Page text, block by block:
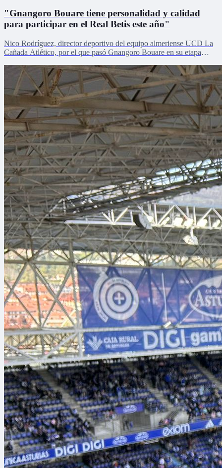
"Gnangoro Bouare tiene personalidad y calidad
para participar en el Real Betis este año"
Nico Rodríguez, director deportivo del equipo almeriense UCD La
Cañada Atlético, por el que pasó Gnangoro Bouare en su etapa
cantera en la pretemporada verdiblanca con Zona Mixta.